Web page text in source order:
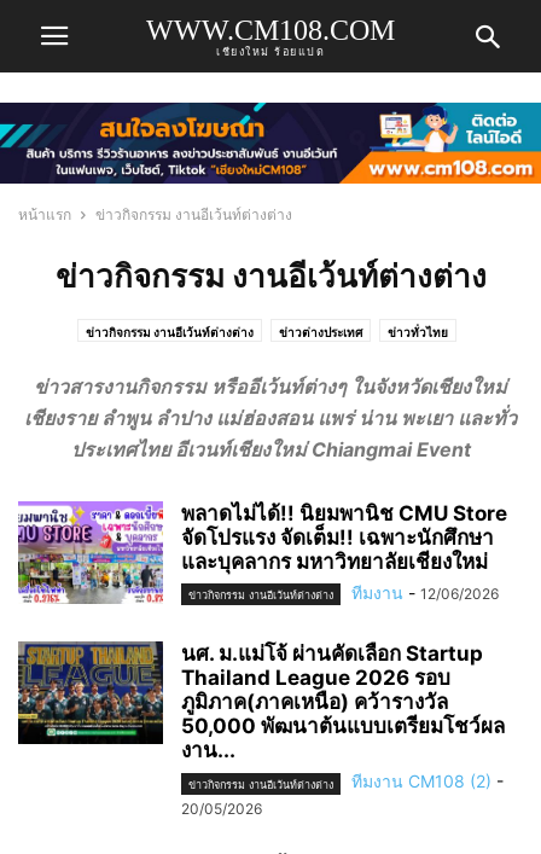
WWW.CM108.COM
เชียงใหม่ ร้อยแปด
หน้าแรก ข่าวกิจกรรม งานอีเว้นท์ต่างต่าง
ข่าวกิจกรรม งานอีเว้นท์ต่างต่าง
ข่าวกิจกรรม งานอีเว้นท์ต่างต่าง ข่าวต่างประเทศ ข่าวทั่วไทย
ข่าวรับสมัครงาน ข่าวเชียงใหม่ ข่าวด่วน ข่าวเชียงใหม่ล่าสุด ข่าวเชียงใหม่วันนี้
คลิปวีดีโอ รีวิว แนะนำ ร้านอาหารในเชียงใหม่ สบายๆ กินชิล เที่ยวชิล
เก็บตกจากโซเชียล ไม่มีหมวดหมู่ เรื่องทั่วไป สัพเพเหระ
ข่าวสารงานกิจกรรม หรืออีเว้นท์ต่างๆ ในจังหวัดเชียงใหม่
เชียงราย ลำพูน ลำปาง แม่ฮ่องสอน แพร่ น่าน พะเยา และทั่ว
ประเทศไทย อีเวนท์เชียงใหม่ ChiangmaiEvent
พลาดไม่ได้!! นิยมพานิช CMU Store
จัดโปรแรง จัดเต็ม!! เฉพาะนักศึกษา
และบุคลากร มหาวิทยาลัยเชียงใหม่
ข่าวกิจกรรม งานอีเว้นท์ต่างต่าง ทีมงาน - 12/06/2026
นศ. ม.แม่โจ้ ผ่านคัดเลือก Startup
Thailand League 2026 รอบ
ภูมิภาค(ภาคเหนือ) คว้ารางวัล
50,000 พัฒนาต้นแบบเตรียมโชว์ผล
งาน...
ข่าวกิจกรรม งานอีเว้นท์ต่างต่าง ทีมงาน CM108 (2) -
20/05/2026